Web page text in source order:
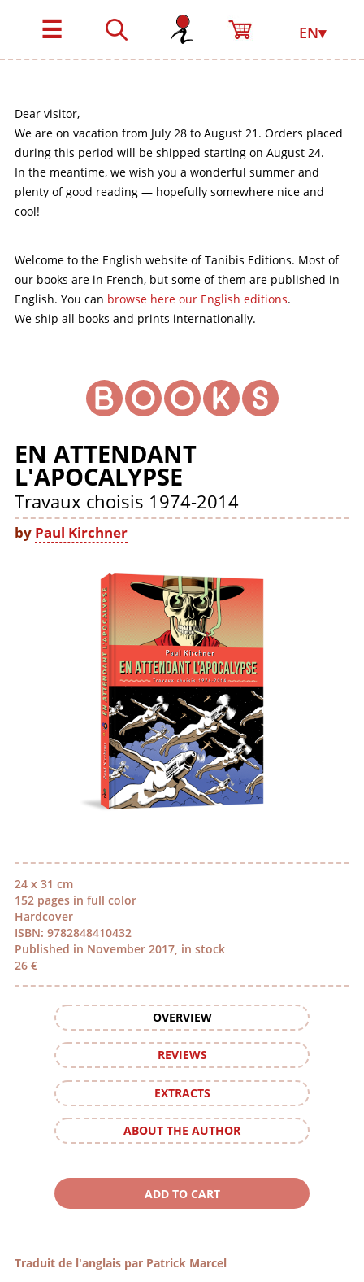
☰ EN▾
Dear visitor,
We are on vacation from July 28 to August 21. Orders placed
during this period will be shipped starting on August 24.
In the meantime, we wish you a wonderful summer and
plenty of good reading — hopefully somewhere nice and
cool!
Welcome to the English website of Tanibis Editions. Most of
our books are in French, but some of them are published in
English. You can browse here our English editions.
We ship all books and prints internationally.
24 x 31 cm
152 pages in full color
Hardcover
ISBN: 9782848410432
Published in November 2017, in stock
26 €
OVERVIEW
REVIEWS
EXTRACTS
ABOUT THE AUTHOR
EN ATTENDANT
L'APOCALYPSE
Travaux choisis 1974-2014
by Paul Kirchner
Traduit de l'anglais par Patrick Marcel